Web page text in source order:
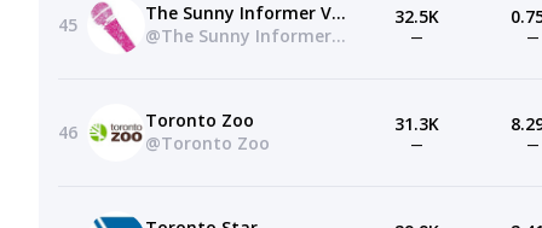
45
The Sunny Informer View
@The Sunny Informer View
32.5K
— —
46
Toronto Zoo
@Toronto Zoo
31.3K
— —